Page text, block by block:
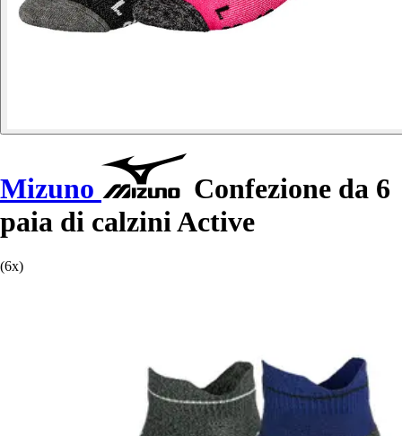
Mizuno
Confezione da 6
paia di calzini Active
(6x)